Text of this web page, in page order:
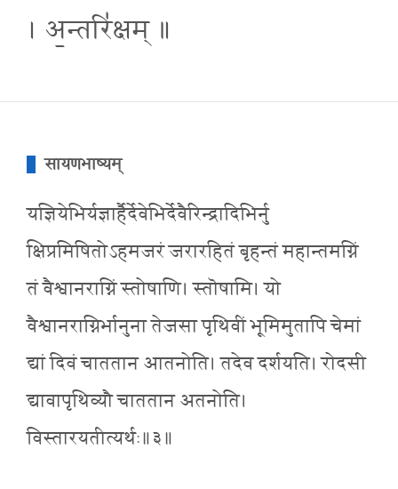
। अ॒न्तरि॑क्षम् ॥
सायणभाष्यम्
यज्ञियेभिर्यज्ञार्हैर्देवेभिर्देवैरिन्द्रादिभिर्नु
क्षिप्रमिषितोऽहमजरं जरारहितं बृहन्तं महान्तमग्निं
तं वैश्वानराग्निं स्तोषाणि। स्तॊषामि। यो
वैश्वानराग्निर्भानुना तेजसा पृथिवीं भूमिमुतापि चेमां
द्यां दिवं चाततान आतनोति। तदेव दर्शयति। रोदसी
द्यावापृथिव्यौ चाततान अतनोति।
विस्तारयतीत्यर्थः॥३॥